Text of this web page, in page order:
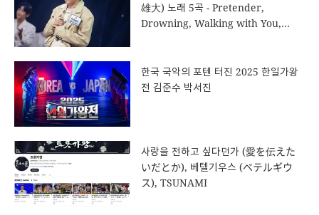
雄大) 노래 5곡 - Pretender,
Drowning, Walking with You,
한국 국악의 포텐 터진 2025 한일가왕
전 김준수 박서진
사랑을 전하고 싶다던가 ( 愛を伝えた
いだとか), 베텔기우스 (ベテルギウ
ス), TSUNAMI